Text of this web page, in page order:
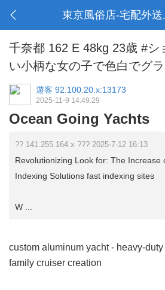
東京風俗店-宅配外
千奈都 162 E 48kg 23歳 #シ
い小柄な女の子で色白でグ
遊客 92.100.20.x:13173
2025-11-9 14:49:29
Ocean Going Yachts
?? 141.255.164.x ??? 2025-7-12 16:13
Revolutionizing Look for: The Increase
Indexing Solutions fast indexing sites
W ...
custom aluminum yacht- heavy-duty
family cruiser creation